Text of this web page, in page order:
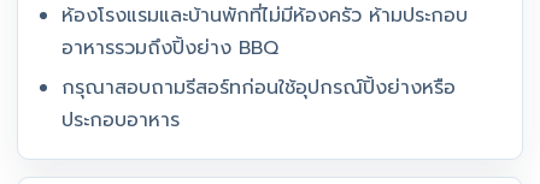
ห้องโรงแรมและบ้านพักที่ไม่มีห้องครัว ห้ามประกอบ
อาหารรวมถึงปิ้งย่าง BBQ
กรุณาสอบถามรีสอร์ทก่อนใช้อุปกรณ์ปิ้งย่างหรือ
ประกอบอาหาร